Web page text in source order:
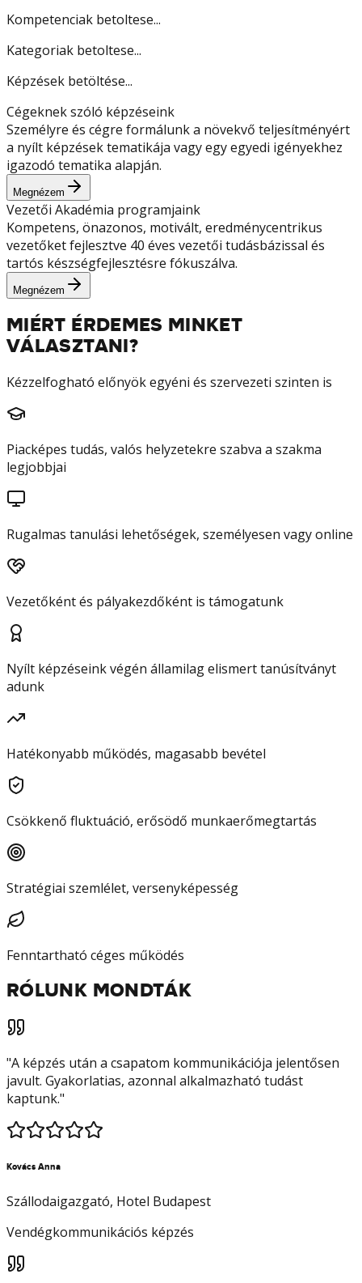
Kompetenciak betoltese...
Kategoriak betoltese...
Képzések betöltése...
Cégeknek szóló képzéseink
Személyre és cégre formálunk a növekvő teljesítményért
a nyílt képzések tematikája vagy egy egyedi igényekhez
igazodó tematika alapján.
Megnézem
Vezetői Akadémia programjaink
Kompetens, önazonos, motivált, eredménycentrikus
vezetőket fejlesztve 40 éves vezetői tudásbázissal és
tartós készségfejlesztésre fókuszálva.
Megnézem
MIÉRT ÉRDEMES MINKET
VÁLASZTANI?
Kézzelfogható előnyök egyéni és szervezeti szinten is
Piacképes tudás, valós helyzetekre szabva a szakma
legjobbjai
Rugalmas tanulási lehetőségek, személyesen vagy online
Vezetőként és pályakezdőként is támogatunk
Nyílt képzéseink végén államilag elismert tanúsítványt
adunk
Hatékonyabb működés, magasabb bevétel
Csökkenő fluktuáció, erősödő munkaerőmegtartás
Stratégiai szemlélet, versenyképesség
Fenntartható céges működés
RÓLUNK MONDTÁK
"A képzés után a csapatom kommunikációja jelentősen
javult. Gyakorlatias, azonnal alkalmazható tudást
kaptunk."
Kovács Anna
Szállodaigazgató, Hotel Budapest
Vendégkommunikációs képzés